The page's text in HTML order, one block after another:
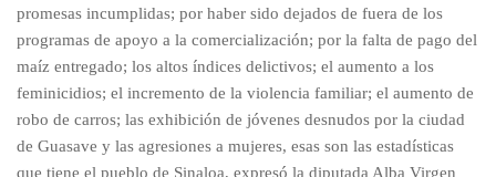
promesas incumplidas; por haber sido dejados de fuera de los
programas de apoyo a la comercialización; por la falta de pago del
maíz entregado; los altos índices delictivos; el aumento a los
feminicidios; el incremento de la violencia familiar; el aumento de
robo de carros; las exhibición de jóvenes desnudos por la ciudad
de Guasave y las agresiones a mujeres, esas son las estadísticas
que tiene el pueblo de Sinaloa, expresó la diputada Alba Virgen